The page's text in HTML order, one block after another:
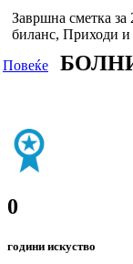
Завршна сметка за
биланс, Приходи и
Повеќе
0
години искуство